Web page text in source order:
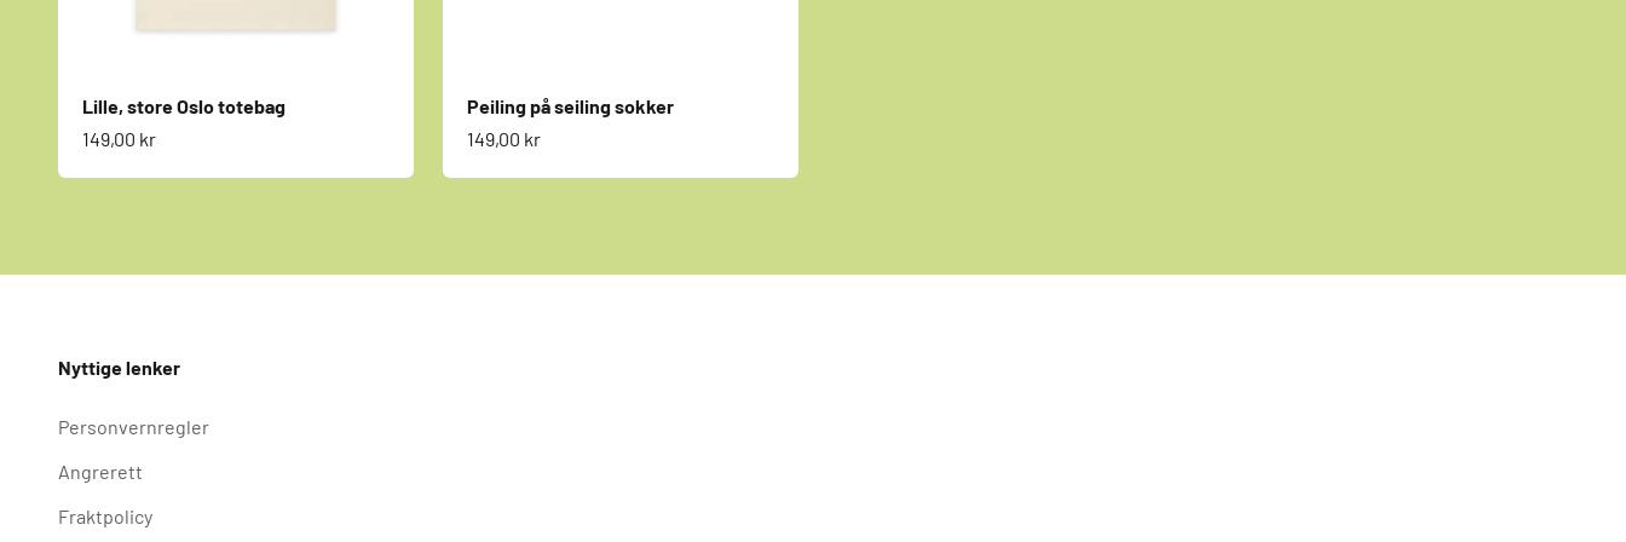
Lille, store Oslo totebag
Salgspris
149,00 kr
Peiling på seiling sokker
Salgspris
149,00 kr
Nyttige lenker
Personvernregler
Angrerett
Fraktpolicy